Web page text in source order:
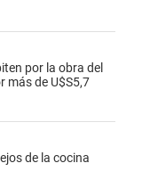
por la obra del
más de U$S5,7
de la cocina